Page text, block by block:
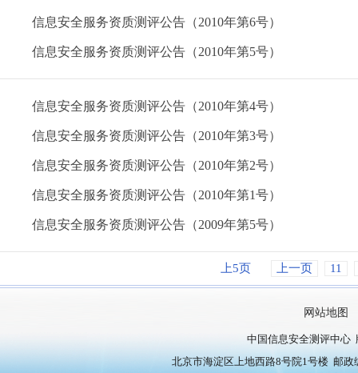
信息安全服务资质测评公告（2010年第6号）
信息安全服务资质测评公告（2010年第5号）
信息安全服务资质测评公告（2010年第4号）
信息安全服务资质测评公告（2010年第3号）
信息安全服务资质测评公告（2010年第2号）
信息安全服务资质测评公告（2010年第1号）
信息安全服务资质测评公告（2009年第5号）
上5页 上一页 11
网站地图
中国信息安全测评中心
北京市海淀区上地西路8号院1号楼 邮